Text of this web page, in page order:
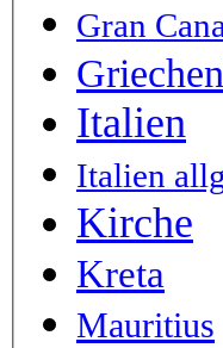
Gran
Italien
Italien
Kirche
Kreta
Mauritius